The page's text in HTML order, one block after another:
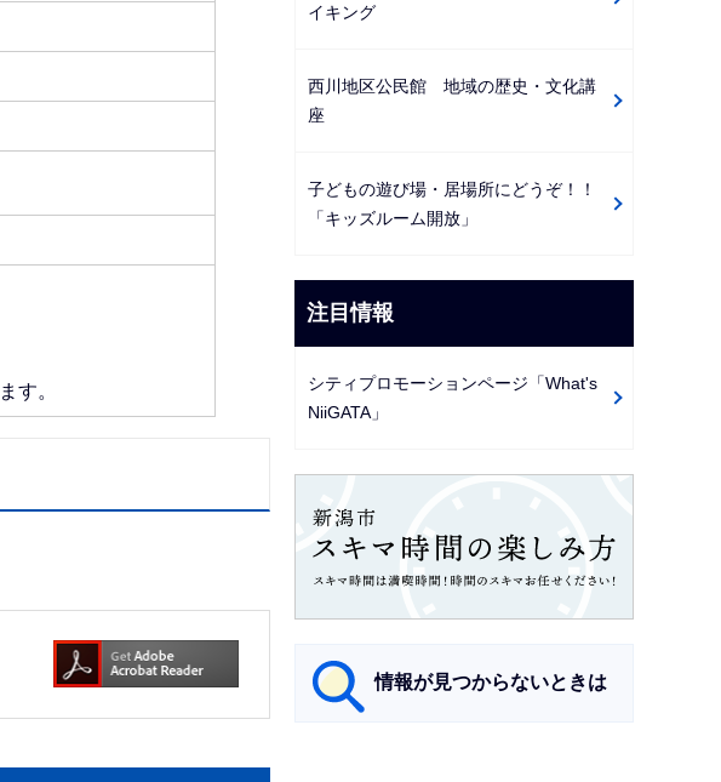
す。
イキング
西川地区公民館 地域の歴史・文化講
座
子どもの遊び場・居場所にどうぞ！！
「キッズルーム開放」
注目情報
シティプロモーションページ「What's
NiiGATA」
情報が見つからないときは